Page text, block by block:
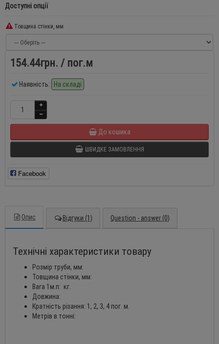
Доступні опції
Товщина стінки, мм
154.44грн. / пог.м
Наявність: На складі
До кошика
ШВИДКЕ ЗАМОВЛЕННЯ
Facebook
Опис Відгуки (1) Question - answer (0)
Технічні характеристики товару
Розмір труби, мм:
Товщина стінки, мм:
Вага 1м.п: кг.
Довжина:
Кратність різання: 1, 2, 3, 4 пог. м.
Метрів в тонні: